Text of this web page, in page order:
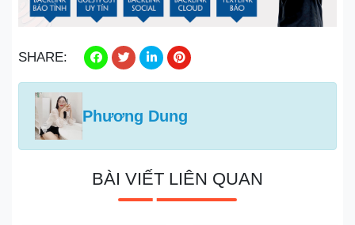
SHARE:
Phương Dung
BÀI VIẾT LIÊN QUAN